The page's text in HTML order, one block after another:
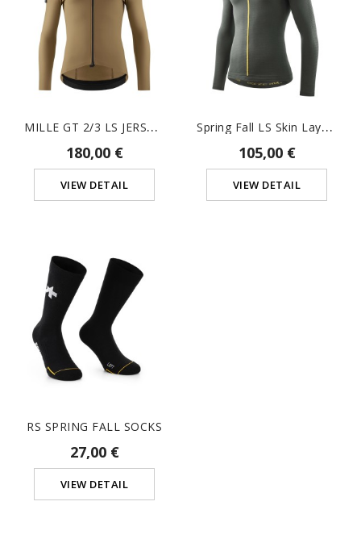
M
ILLE GT 2/3 LS JERSEY C2
180,00 €
VIEW DETAIL
S
Pring Fall LS Skin Layer P1
105,00 €
VIEW DETAIL
RS SPRING FALL SOCKS
27,00 €
VIEW DETAIL